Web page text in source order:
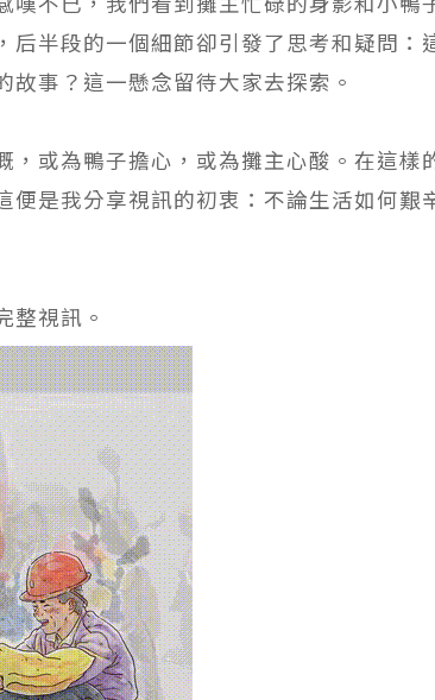
后半段的一個細節卻引發了思考和疑問：
故事？這一懸念留待大家去探索。
，或為鴨子擔心，或為攤主心酸。在這樣
便是我分享視訊的初衷：不論生活如何艱
整視訊。